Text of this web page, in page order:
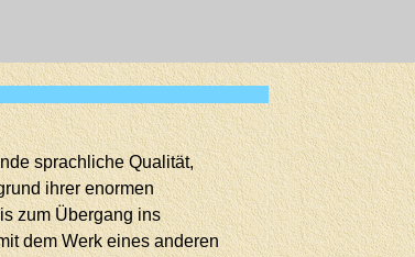
sprachliche Qualität,
ihrer enormen
zum Übergang ins
dem Werk eines anderen